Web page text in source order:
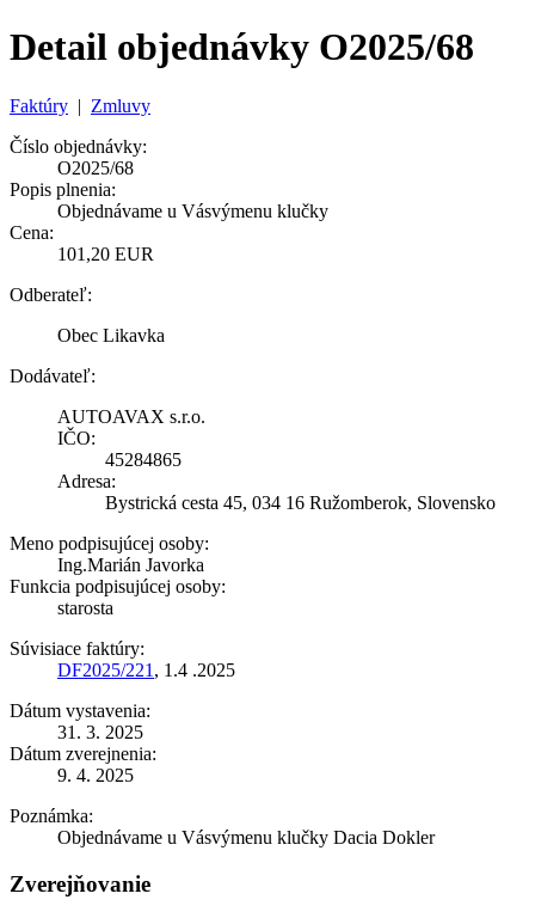
Detail objednávky O2025/68
Faktúry | Zmluvy
Číslo objednávky:
O2025/68
Popis plnenia:
Objednávame u Vásvýmenu klučky
Cena:
101,20 EUR
Odberateľ:
Obec Likavka
Dodávateľ:
AUTOAVAX s.r.o.
IČO:
45284865
Adresa:
Bystrická cesta 45, 034 16 Ružomberok, Slovensko
Meno podpisujúcej osoby:
Ing.Marián Javorka
Funkcia podpisujúcej osoby:
starosta
Súvisiace faktúry:
DF2025/221 , 1.4 .2025
Dátum vystavenia:
31. 3. 2025
Dátum zverejnenia:
9. 4. 2025
Poznámka:
Objednávame u Vásvýmenu klučky Dacia Dokler
Zverejňovanie